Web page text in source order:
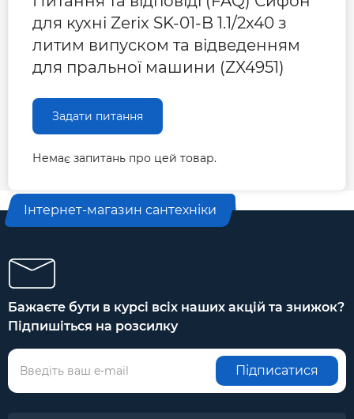
для кухні Zerix SK-01-B 1.1/2x40 з
литим випуском та відведенням
для пральної машини (ZX4951)
Задати питання
Немає запитань про цей товар.
Інтернет-магазин сантехніки
Бажаєте бути в курсі всіх наших акцій та знижок?
Підпишіться на розсилку
Підписатися